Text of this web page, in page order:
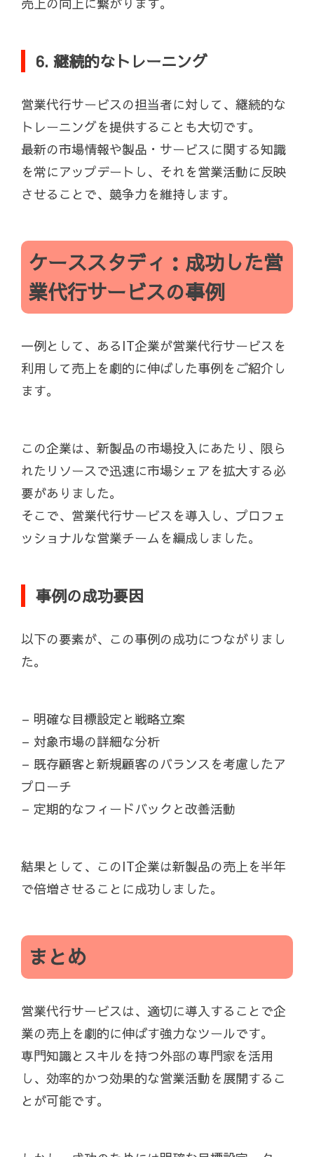
6. 継続的なトレーニング
営業代行サービスの担当者に対して、継続的な
トレーニングを提供することも大切です。
最新の市場情報や製品・サービスに関する知識
を常にアップデートし、それを営業活動に反映
させることで、競争力を維持します。
ケーススタディ：成功した営
業代行サービスの事例
一例として、あるIT企業が営業代行サービスを
利用して売上を劇的に伸ばした事例をご紹介し
ます。
この企業は、新製品の市場投入にあたり、限ら
れたリソースで迅速に市場シェアを拡大する必
要がありました。
そこで、営業代行サービスを導入し、プロフェ
ッショナルな営業チームを編成しました。
事例の成功要因
以下の要素が、この事例の成功につながりまし
た。
– 明確な目標設定と戦略立案
– 対象市場の詳細な分析
– 既存顧客と新規顧客のバランスを考慮したア
プローチ
– 定期的なフィードバックと改善活動
結果として、このIT企業は新製品の売上を半年
で倍増させることに成功しました。
まとめ
営業代行サービスは、適切に導入することで企
業の売上を劇的に伸ばす強力なツールです。
専門知識とスキルを持つ外部の専門家を活用
し、効率的かつ効果的な営業活動を展開するこ
とが可能です。